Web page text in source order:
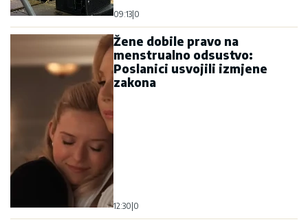
09:13|0
Žene dobile pravo na
menstrualno odsustvo:
Poslanici usvojili izmjene
zakona
12:30|0